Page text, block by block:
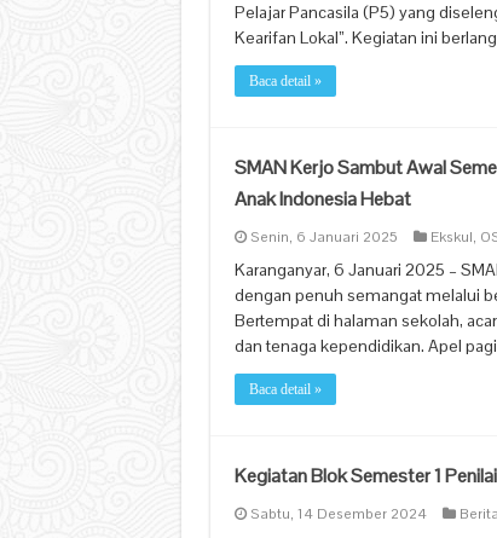
Pelajar Pancasila (P5) yang
Kearifan Lokal”. Kegiatan ini
Baca detail »
SMAN Kerjo Sambut Awal
Anak Indonesia Hebat
Senin, 6 Januari 2025 Ekskul,
Karanganyar, 6 Januari 2025 –
dengan penuh semangat melalui
Bertempat di halaman sekolah,
dan tenaga kependidikan. Apel
Baca detail »
Kegiatan Blok Semester 1
Sabtu, 14 Desember 2024